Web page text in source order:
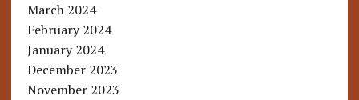
March 2024
February 2024
January 2024
December 2023
November 2023